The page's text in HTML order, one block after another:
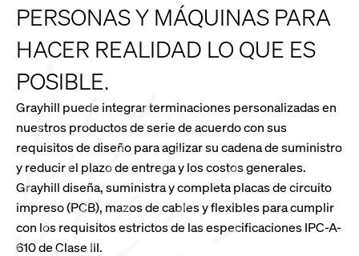
PERSONAS Y MÁQUINAS PARA
HACER REALIDAD LO QUE ES
POSIBLE.
Grayhill puede integrar terminaciones personalizadas en
nuestros productos de serie de acuerdo con sus
requisitos de diseño para agilizar su cadena de suministro
y reducir el plazo de entrega y los costos generales.
Grayhill diseña, suministra y completa placas de circuito
impreso (PCB), mazos de cables y flexibles para cumplir
con los requisitos estrictos de las especificaciones IPC-A-
610 de Clase III.